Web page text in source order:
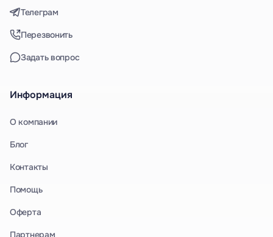
Телеграм
Перезвонить
Задать вопрос
Информация
О компании
Блог
Контакты
Помощь
Оферта
Партнерам